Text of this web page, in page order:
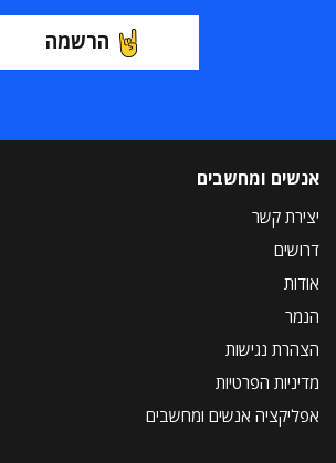
הרשמה
אנשים ומחשבים
יצירת קשר
דרושים
אודות
הנמר
הצהרת נגישות
מדיניות הפרטיות
אפליקציה אנשים ומחשבים